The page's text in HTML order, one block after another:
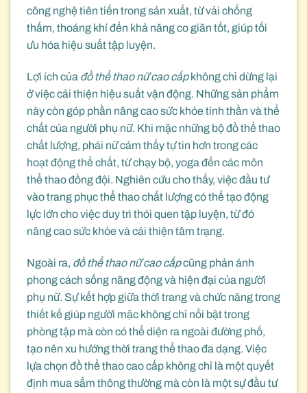
công nghệ tiên tiến trong sản xuất, từ vải chống
thấm, thoáng khí đến khả năng co giãn tốt, giúp tối
ưu hóa hiệu suất tập luyện.
Lợi ích của đồ thể thao nữ cao cấpkhông chỉ dừng lại
ở việc cải thiện hiệu suất vận động. Những sản phẩm
này còn góp phần nâng cao sức khỏe tinh thần và thể
chất của người phụ nữ. Khi mặc những bộ đồ thể thao
chất lượng, phái nữ cảm thấy tự tin hơn trong các
hoạt động thể chất, từ chạy bộ, yoga đến các môn
thể thao đồng đội. Nghiên cứu cho thấy, việc đầu tư
vào trang phục thể thao chất lượng có thể tạo động
lực lớn cho việc duy trì thói quen tập luyện, từ đó
nâng cao sức khỏe và cải thiện tâm trạng.
Ngoài ra, đồ thể thao nữ cao cấpcũng phản ánh
phong cách sống năng động và hiện đại của người
phụ nữ. Sự kết hợp giữa thời trang và chức năng trong
thiết kế giúp người mặc không chỉ nổi bật trong
phòng tập mà còn có thể diện ra ngoài đường phố,
tạo nên xu hướng thời trang thể thao đa dạng. Việc
lựa chọn đồ thể thao cao cấp không chỉ là một quyết
định mua sắm thông thường mà còn là một sự đầu tư